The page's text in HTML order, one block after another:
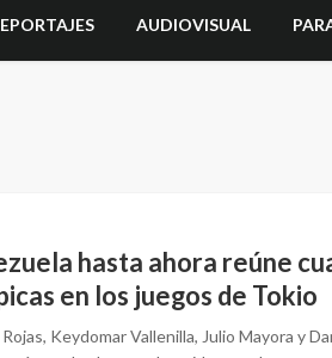
AUDIOVISUAL
hasta ahora reúne
en los juegos de Tokio
Keydomar Vallenilla, Julio Mayora y